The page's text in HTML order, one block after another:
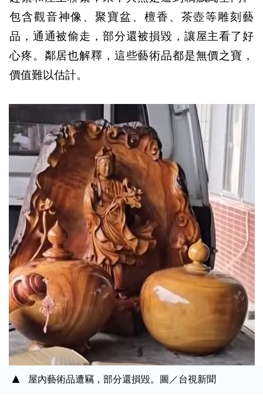
包含觀音神像、聚寶盆、檀香、茶壺等雕刻藝
品，通通被偷走，部分還被損毀，讓屋主看了好
心疼。鄰居也解釋，這些藝術品都是無價之寶，
價值難以估計。
屋內藝術品遭竊，部分還損毀。圖／台視新聞